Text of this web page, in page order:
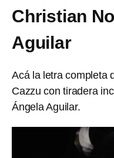
Christian
Aguilar
Acá la letra completa
Cazzu con tiradera
Ángela Aguilar.